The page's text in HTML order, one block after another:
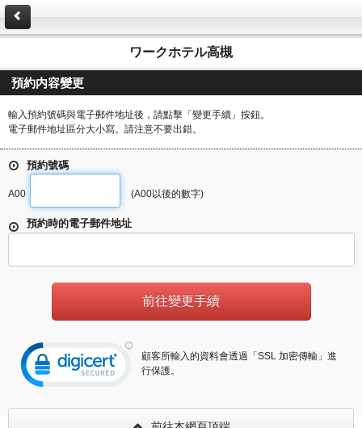
ワークホテル高槻
預約内容變更
輸入預約號碼與電子郵件地址後，請點擊「變更手續」按鈕。
電子郵件地址區分大小寫。請注意不要出錯。
預約號碼
A00 (A00以後的數字)
預約時的電子郵件地址
顧客所輸入的資料會透過「SSL 加密傳輸」進
行保護。